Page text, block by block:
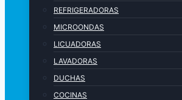
REFRIGERADORAS
MICROONDAS
LICUADORAS
LAVADORAS
DUCHAS
COCINAS